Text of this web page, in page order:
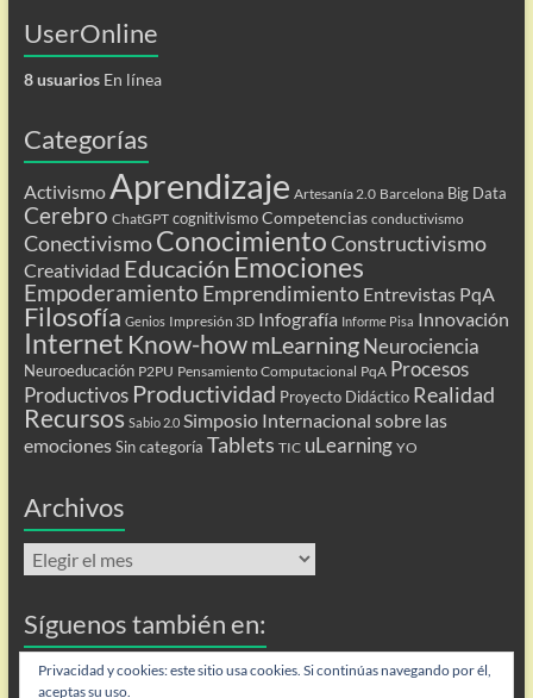
UserOnline
8 usuariosEn línea
Categorías
Activismo Aprendizaje Artesanía 2.0 Barcelona Big Data
Cerebro ChatGPT cognitivismo Competencias conductivismo
ConectivismoConocimientoConstructivismo
Creatividad Educación Emociones
Empoderamiento Emprendimiento Entrevistas PqA
Filosofía Genios Impresión 3D Infografía Informe Pisa Innovación
Internet Know-howmLearning Neurociencia
Neuroeducación P2PU Pensamiento Computacional PqA Procesos
Productivos Productividad Proyecto Didáctico Realidad
Recursos Sabio 2.0 Simposio Internacional sobre las
emociones Sin categoría Tablets TIC uLearning YO
Archivos
Archivos
Síguenos también en:
Flip
Privacidad y cookies: este sitio usa cookies. Si continúas navegando por él,
aceptas su uso.